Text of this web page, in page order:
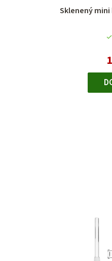
Sklenený mini